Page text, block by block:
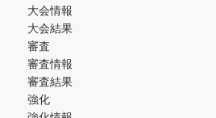
大会情報
大会結果
審査
審査情報
審査結果
強化